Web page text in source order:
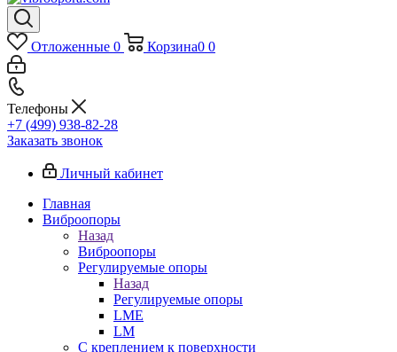
Отложенные 0 Корзина0 0
Телефоны
+7 (499) 938-82-28
Заказать звонок
Личный кабинет
Главная
Виброопоры
Назад
Виброопоры
Регулируемые опоры
Назад
Регулируемые опоры
LME
LM
С креплением к поверхности